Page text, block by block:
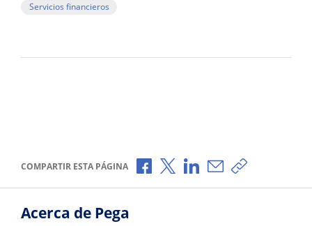
Servicios financieros
COMPARTIR ESTA PÁGINA Compartir a través de Facebook
Compartir a través de X
Compartir a través de
Compartir por
Copiar
Acerca de Pega